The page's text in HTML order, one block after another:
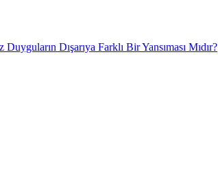
Dışarıya Farklı Bir Yansıması Mıdır?